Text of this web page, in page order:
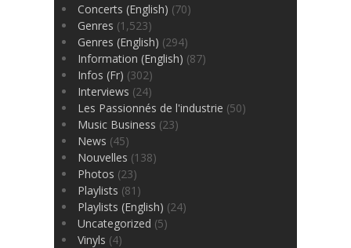
Concerts (English) (70)
Genres (1,523)
Genres (English) (294)
Information (English) (87)
Infos (Fr) (302)
Interviews (24)
Les Passionnés de l'industrie (50)
Music Business (23)
News (45)
Nouvelles (138)
Photos (23)
Playlists (81)
Playlists (English) (24)
Uncategorized (5)
Vinyls (4)